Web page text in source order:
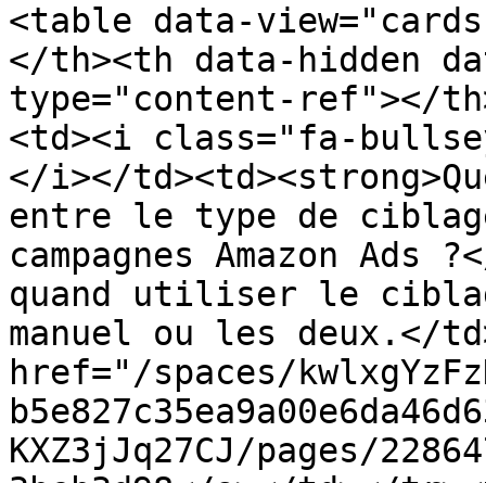
<table data-
</th><th data-hidden
type="content-ref"></
<td><i class="fa-
</i></
entre le type de
campagnes Amazon Ads
quand utiliser le
manuel ou les deux.</
href="/spaces/
KXZ3jJq27CJ/pages/